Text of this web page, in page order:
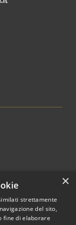
×
strettamente
del sito,
fine di elaborare